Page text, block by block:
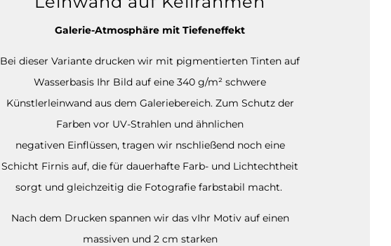
Galerie-Atmosphäre mit Tiefeneffekt
Bei dieser Variante drucken wir mit pigmentierten Tinten auf
Wasserbasis Ihr Bild auf eine 340 g/m² schwere
Künstlerleinwand aus dem Galeriebereich. Zum Schutz der
Farben vor UV-Strahlen und ähnlichen
negativen Einflüssen, tragen wir nschließend noch eine
Schicht Firnis auf, die für dauerhafte Farb- und Lichtechtheit
sorgt und gleichzeitig die Fotografie farbstabil macht.
Nach dem Drucken spannen wir das vIhr Motiv auf einen
massiven und 2 cm starken